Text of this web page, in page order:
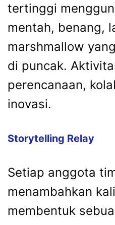
tertinggi
mentah, benang,
marshmallow
di puncak.
perencanaan,
inovasi.
Storytelling Relay
Setiap anggota
menambahkan
membentuk